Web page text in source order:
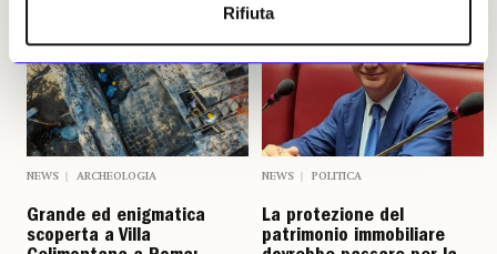
Rifiuta
NEWS ARCHEOLOGIA
Grande ed enigmatica
scoperta a Villa
NEWS POLITICA
La protezione del
patrimonio immobiliare